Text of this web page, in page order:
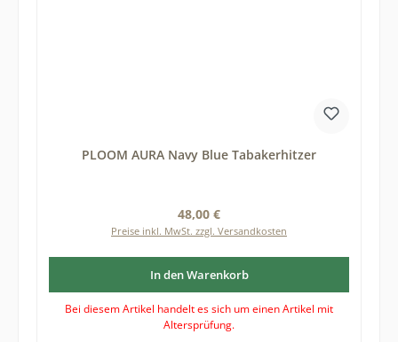
PLOOM AURA Navy Blue Tabakerhitzer
Regulärer Preis:
48,00 €
Preise inkl. MwSt. zzgl. Versandkosten
In den Warenkorb
Bei diesem Artikel handelt es sich um einen Artikel mit
Altersprüfung.